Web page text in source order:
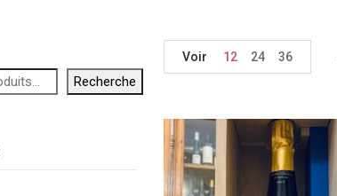
Recherche
Voir 12 24 36